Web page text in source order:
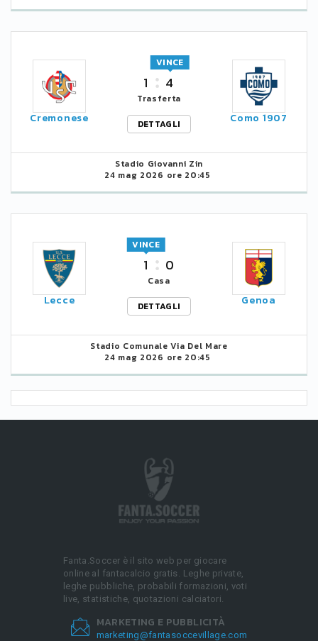
Cremonese
1 4
VINCE
Trasferta
DETTAGLI
Como 1907
Stadio Giovanni Zin
24 mag 2026 ore 20:45
Lecce
1
VINCE
0
Casa
DETTAGLI
Genoa
Stadio Comunale Via Del Mare
24 mag 2026 ore 20:45
Fanta.Soccer è il sito web per giocare
online al fantacalcio gratis. Leghe private,
leghe pubbliche, probabili formazioni, voti
live, statistiche, quotazioni calciatori.
MARKETING E PUBBLICITÀ
marketing@fantasoccevillage.com